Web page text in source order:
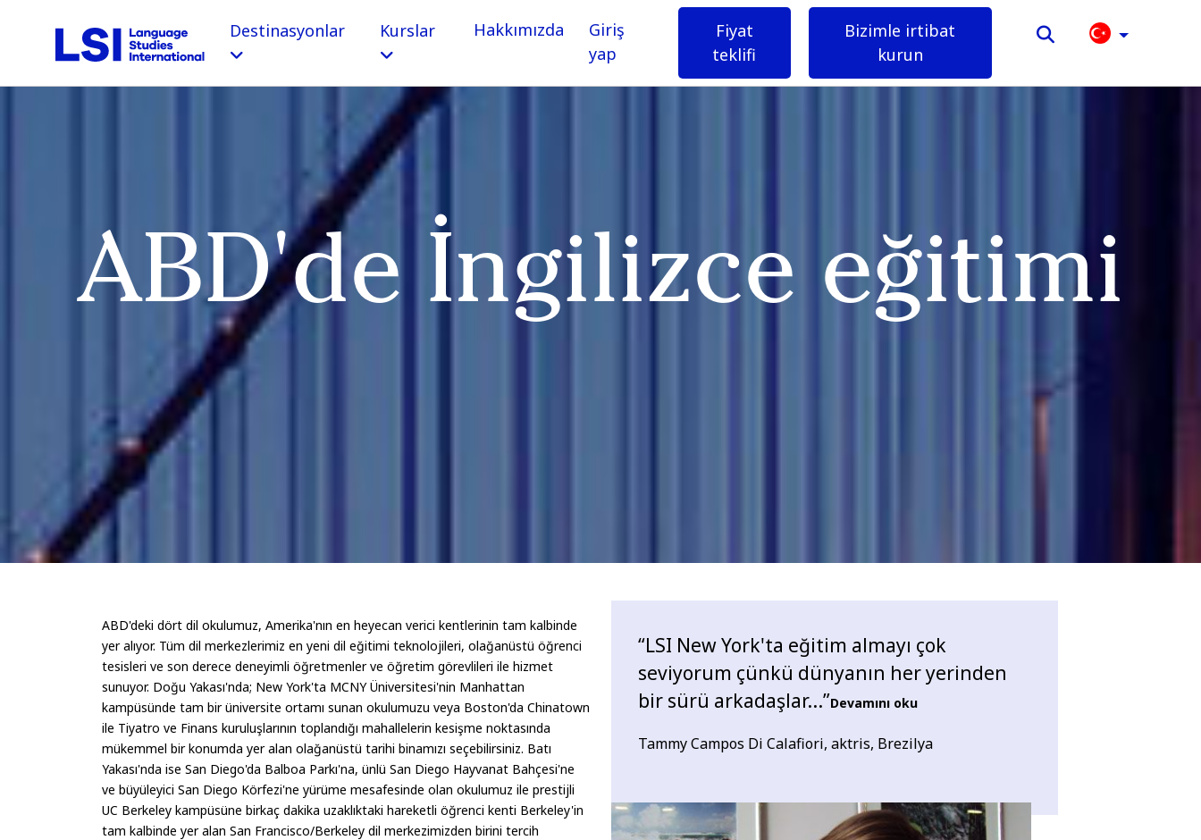
Destinasyonlar Kurslar Hakkımızda
Giriş
yap
Fiyat
teklifi
Bizimle irtibat
kurun
ABD'de İngilizce eğitimi
ABD'deki dört dil okulumuz, Amerika'nın en heyecan verici kentlerinin tam kalbinde
yer alıyor. Tüm dil merkezlerimiz en yeni dil eğitimi teknolojileri, olağanüstü öğrenci
tesisleri ve son derece deneyimli öğretmenler ve öğretim görevlileri ile hizmet
sunuyor. Doğu Yakası'nda; New York'ta MCNY Üniversitesi'nin Manhattan
kampüsünde tam bir üniversite ortamı sunan okulumuzu veya Boston'da Chinatown
ile Tiyatro ve Finans kuruluşlarının toplandığı mahallelerin kesişme noktasında
mükemmel bir konumda yer alan olağanüstü tarihi binamızı seçebilirsiniz. Batı
Yakası'nda ise San Diego'da Balboa Parkı'na, ünlü San Diego Hayvanat Bahçesi'ne
ve büyüleyici San Diego Körfezi'ne yürüme mesafesinde olan okulumuz ile prestijli
UC Berkeley kampüsüne birkaç dakika uzaklıktaki hareketli öğrenci kenti Berkeley'in
tam kalbinde yer alan San Francisco/Berkeley dil merkezimizden birini tercih
“LSI New York'ta eğitim almayı çok
seviyorum çünkü dünyanın her yerinden
bir sürü arkadaşlar...”Devamını oku
Tammy Campos Di Calafiori, aktris, Brezilya